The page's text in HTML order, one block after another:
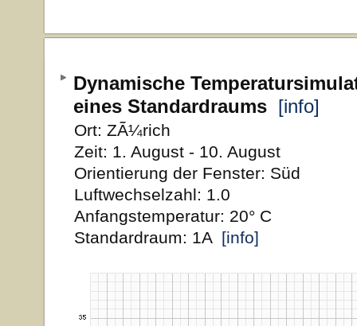
Dynamische
eines Standardraums [info]
Ort: ZÃ¼rich
Zeit: 1. August - 10. August
Orientierung der Fenster: Süd
Luftwechselzahl: 1.0
Anfangstemperatur: 20° C
Standardraum: 1A [info]